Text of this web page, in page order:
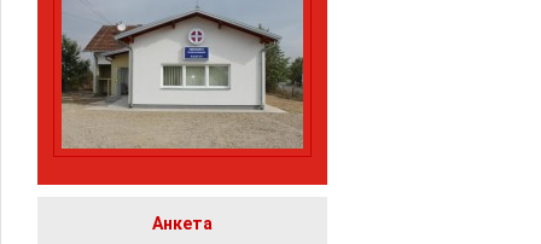
Анкета